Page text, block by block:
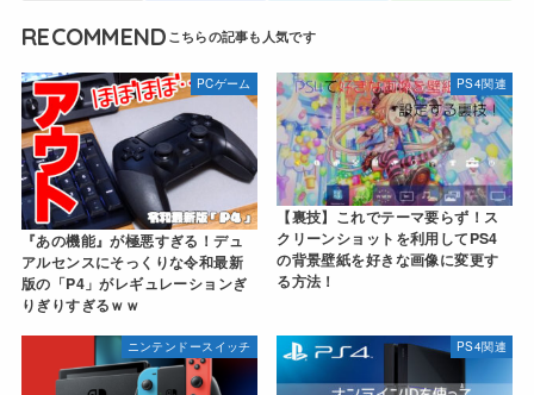
RECOMMEND
PCゲーム
『あの機能』が極悪すぎる！デュ
アルセンスにそっくりな令和最新
版の「P4」がレギュレーションぎ
りぎりすぎるｗｗ
PS4関連
【裏技】これでテーマ要らず！ス
クリーンショットを利用してPS4
の背景壁紙を好きな画像に変更す
る方法！
ニンテンドースイッチ PS4関連